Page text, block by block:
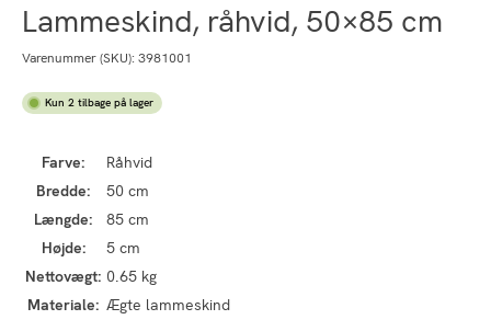
Lammeskind, råhvid, 50×85 cm
Varenummer (SKU): 3981001
Kun 2 tilbage på lager
Farve:
Råhvid
Bredde:
50 cm
Længde:
85 cm
Højde:
5 cm
Nettovægt: 0.65 kg
Materiale: Ægte lammeskind